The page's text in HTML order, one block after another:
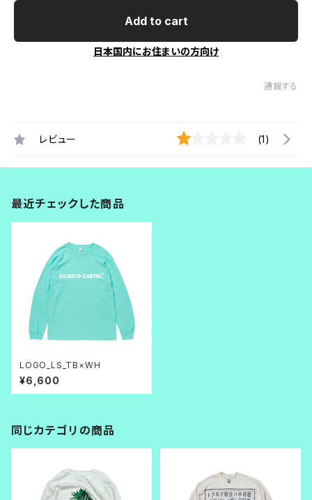
Add to cart
日本国内にお住まいの方向け
通報する
レビュー (1)
最近チェックした商品
LOGO_LS_TB×WH
¥6,600
同じカテゴリの商品